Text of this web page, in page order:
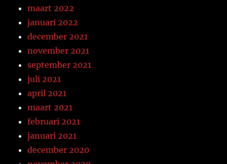
maart 2022
januari 2022
december 2021
november 2021
september 2021
juli 2021
april 2021
maart 2021
februari 2021
januari 2021
december 2020